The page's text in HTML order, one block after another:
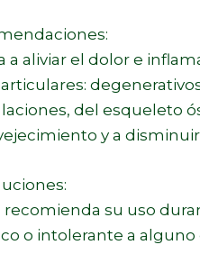
a aliviar el dolor e
del esqueleto
y a
recomienda su uso
o intolerante a alguno